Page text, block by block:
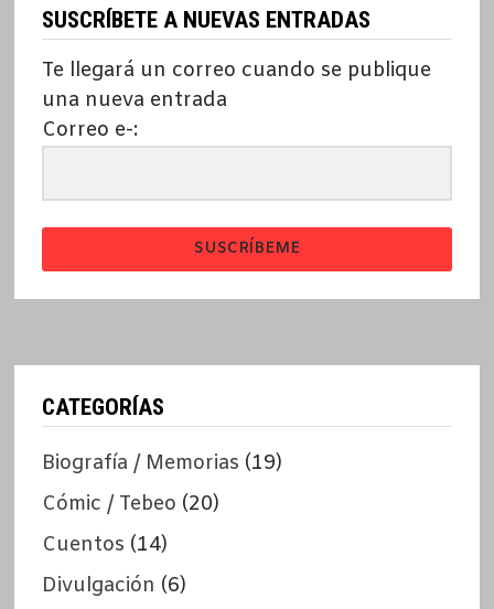
SUSCRÍBETE A NUEVAS ENTRADAS
Te llegará un correo cuando se publique
una nueva entrada
Correo e-:
SUSCRÍBEME
CATEGORÍAS
Biografía / Memorias (19)
Cómic / Tebeo (20)
Cuentos (14)
Divulgación (6)